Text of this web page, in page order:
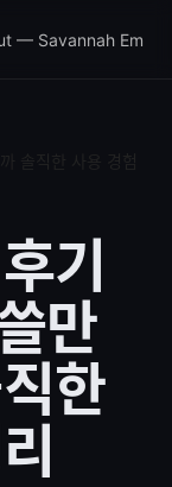
— Savannah Em
기
만
한